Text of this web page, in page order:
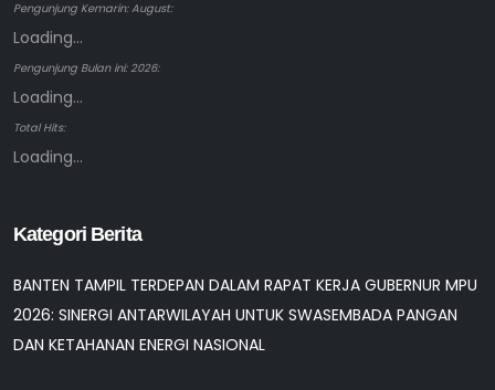
Pengunjung Kemarin: August:
Loading...
Pengunjung Bulan ini: 2026:
Loading...
Total Hits:
Loading...
Kategori Berita
BANTEN TAMPIL TERDEPAN DALAM RAPAT KERJA GUBERNUR MPU
2026: SINERGI ANTARWILAYAH UNTUK SWASEMBADA PANGAN
DAN KETAHANAN ENERGI NASIONAL